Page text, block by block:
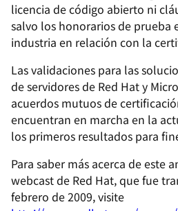
licencia de código abierto ni
salvo los honorarios de prueba
industria en relación con la
Las validaciones para las
de servidores de Red Hat y
acuerdos mutuos de
encuentran en marcha en la
los primeros resultados para
Para saber más acerca de este
webcast de Red Hat, que fue
febrero de 2009, visite